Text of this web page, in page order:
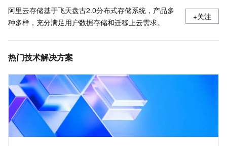
阿里云存储基于飞天盘古2.0分布式存储系统，产品多
种多样，充分满足用户数据存储和迁移上云需求。
+关注
热门技术解决方案